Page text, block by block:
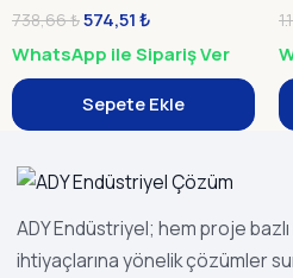
738,66₺574,51₺
WhatsApp ile Sipariş Ver
Sepete Ekle
ADY Endüstriyel; hem proje
ihtiyaçlarına yönelik çözümler